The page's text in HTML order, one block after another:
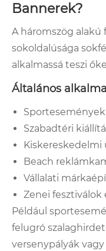
Bannerek?
A háromszög
sokoldalúsága
alkalmassá teszi
Általános
Szabadtéri
Kiskereskedelmi
Beach
Vállalati
Zenei fesztiválok
Például
felugró
versenypályák